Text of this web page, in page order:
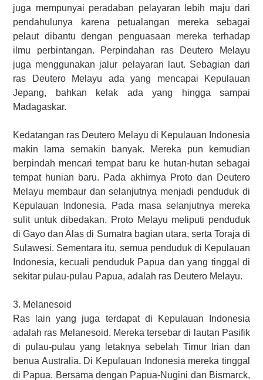
juga mempunyai peradaban pelayaran lebih maju dari
pendahulunya karena petualangan mereka sebagai
pelaut dibantu dengan penguasaan mereka terhadap
ilmu perbintangan. Perpindahan ras Deutero Melayu
juga menggunakan jalur pelayaran laut. Sebagian dari
ras Deutero Melayu ada yang mencapai Kepulauan
Jepang, bahkan kelak ada yang hingga sampai
Madagaskar.
Kedatangan ras Deutero Melayu di Kepulauan Indonesia
makin lama semakin banyak. Mereka pun kemudian
berpindah mencari tempat baru ke hutan-hutan sebagai
tempat hunian baru. Pada akhirnya Proto dan Deutero
Melayu membaur dan selanjutnya menjadi penduduk di
Kepulauan Indonesia. Pada masa selanjutnya mereka
sulit untuk dibedakan. Proto Melayu meliputi penduduk
di Gayo dan Alas di Sumatra bagian utara, serta Toraja di
Sulawesi. Sementara itu, semua penduduk di Kepulauan
Indonesia, kecuali penduduk Papua dan yang tinggal di
sekitar pulau-pulau Papua, adalah ras Deutero Melayu.
3. Melanesoid
Ras lain yang juga terdapat di Kepulauan Indonesia
adalah ras Melanesoid. Mereka tersebar di lautan Pasifik
di pulau-pulau yang letaknya sebelah Timur Irian dan
benua Australia. Di Kepulauan Indonesia mereka tinggal
di Papua. Bersama dengan Papua-Nugini dan Bismarck,